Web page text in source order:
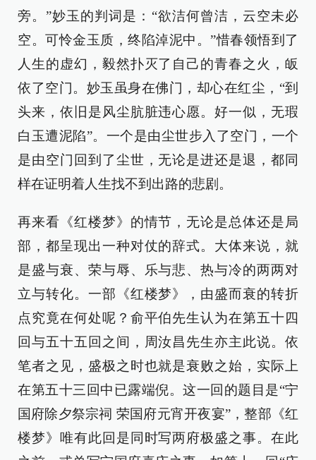
旁。”妙玉的判词是：“欲洁何曾洁，云空未必
空。可怜金玉质，终陷淖泥中。”惜春领悟到了
人生的虚幻，毅然扑灭了自己的青春之火，皈
依了空门。妙玉虽身在佛门，却心在红尘，“到
头来，依旧是风尘肮脏违心愿。好一似，无瑕
白玉遭泥陷”。一个是由尘世步入了空门，一个
是由空门回到了尘世，无论是进还是退，都同
样在证明着人生找不到出路的悲剧。
再来看《红楼梦》的情节，无论是总体还是局
部，都呈现出一种对仗的辞式。大体来说，就
是盛与衰、荣与辱、乐与悲、热与冷的两两对
立与转化。一部《红楼梦》，由盛而衰的转折
点究竟在何处呢？俞平伯先生认为在第五十四
回与五十五回之间，周汝昌先生亦主此说。依
笔者之见，盛极之时也就是衰败之始，实际上
在第五十三回中已露端倪。这一回的题目是“宁
国府除夕祭宗祠 荣国府元宵开夜宴”，整部《红
楼梦》唯有此回是同时写两府极盛之事。在此